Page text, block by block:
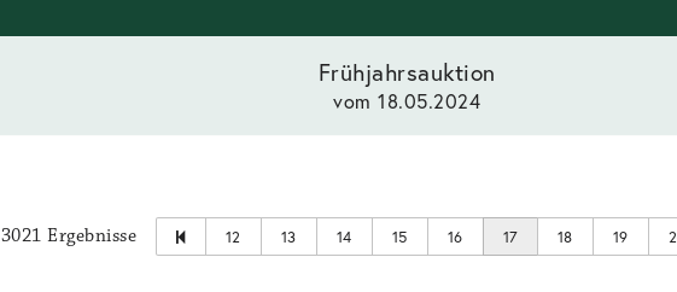
Frühjahrsauktion
vom 18.05.2024
3021 Ergebnisse 12 13 14 15 16 17 18 19